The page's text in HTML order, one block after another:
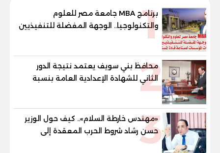
1
برنامج MBA جامعة مصر للعلوم
والتكنولوجيا.. الوجهة المفضلة للتنفيذيين
وقيادات المؤسسات لصناعة قادة
2
محافظ بني سويف يعتمد نتيجة الدور
الثاني للشهادة الإعدادية العامة بنسبة
والنور للمكفوفين
3
«مهندس خارطة السلام».. كيف حول الوزير
حسن رشاد شروط الحرب المعقدة إلى
"خارطة طريق" للانسحاب والإعمار؟